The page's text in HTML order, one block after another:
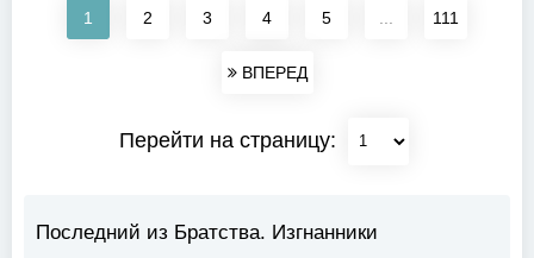
1 2 3 4 5 111
ВПЕРЕД
Перейти на страницу:
Последний из Братства. Изгнанники